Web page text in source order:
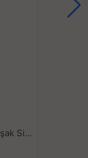
Şarjlı Isıtmalı Titreşimli Yumuşak Silikon Dudak Ağız Girişli Otomatik Oral Mastürbatör